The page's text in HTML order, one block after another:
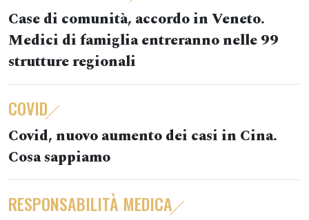
Case di comunità, accordo in Veneto.
Medici di famiglia entreranno nelle 99
strutture regionali
COVID
Covid, nuovo aumento dei casi in Cina.
Cosa sappiamo
RESPONSABILITÀ MEDICA